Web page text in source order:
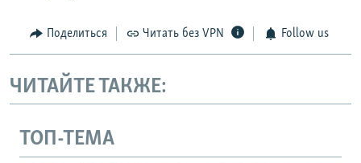
Поделиться Читать без VPN Follow us
ЧИТАЙТЕ ТАКЖЕ:
ТОП-ТЕМА